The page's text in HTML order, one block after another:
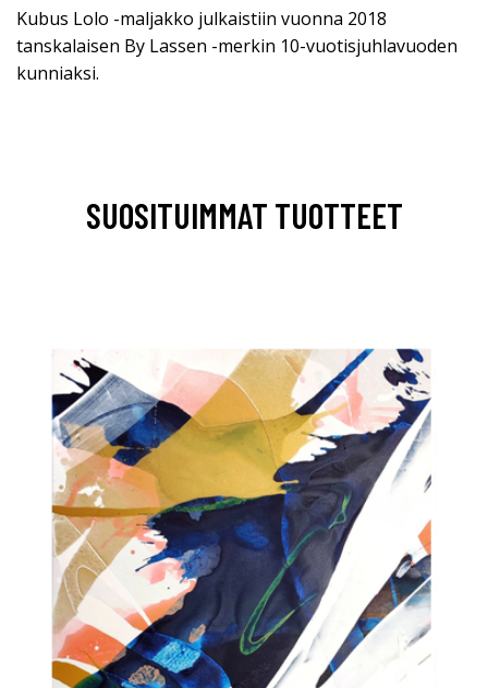
Kubus Lolo -maljakko julkaistiin vuonna 2018
tanskalaisen By Lassen -merkin 10-vuotisjuhlavuoden
kunniaksi.
SUOSITUIMMAT TUOTTEET